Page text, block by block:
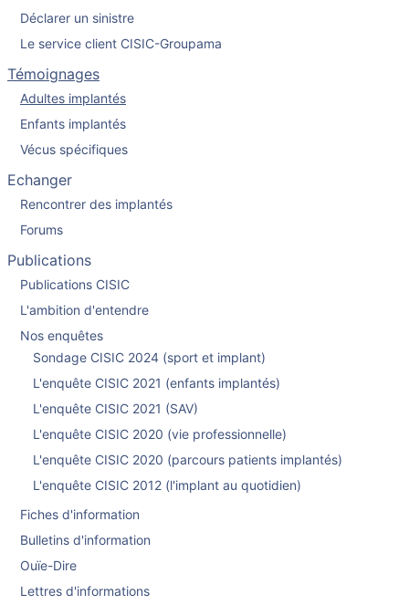
Déclarer un sinistre
Le service client CISIC-Groupama
Témoignages
Adultes implantés
Enfants implantés
Vécus spécifiques
Echanger
Rencontrer des implantés
Forums
Publications
Publications CISIC
L'ambition d'entendre
Nos enquêtes
Sondage CISIC 2024 (sport et implant)
L'enquête CISIC 2021 (enfants implantés)
L'enquête CISIC 2021 (SAV)
L'enquête CISIC 2020 (vie professionnelle)
L'enquête CISIC 2020 (parcours patients implantés)
L'enquête CISIC 2012 (l'implant au quotidien)
Fiches d'information
Bulletins d'information
Ouïe-Dire
Lettres d'informations